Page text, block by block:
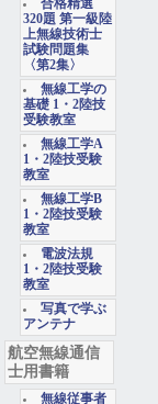
合格精選
320題 第一級陸
上無線技術士
試験問題集
〈第2集〉
無線工学の
基礎 1・2陸技
受験教室
無線工学A
1・2陸技受験
教室
無線工学B
1・2陸技受験
教室
電波法規
1・2陸技受験
教室
写真で学ぶ
アンテナ
航空無線通信
士用書籍
無線従事者